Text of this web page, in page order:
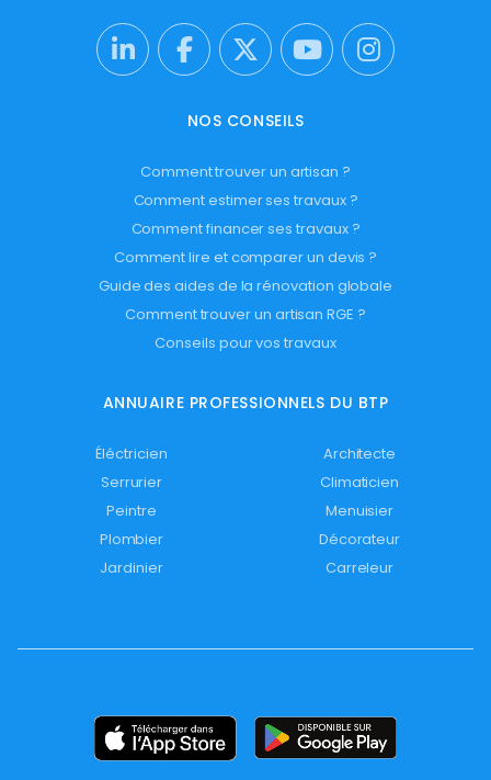
NOS CONSEILS
Comment trouver un artisan ?
Comment estimer ses travaux ?
Comment financer ses travaux ?
Comment lire et comparer un devis ?
Guide des aides de la rénovation globale
Comment trouver un artisan RGE ?
Conseils pour vos travaux
ANNUAIRE PROFESSIONNELS DU BTP
Éléctricien
Architecte
Serrurier
Climaticien
Peintre
Menuisier
Plombier
Décorateur
Jardinier
Carreleur